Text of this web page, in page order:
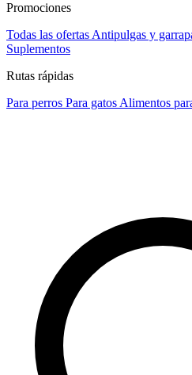
Promociones
Todas las ofertas Antipulgas y
Suplementos
Rutas rápidas
Para perros Para gatos Alimentos